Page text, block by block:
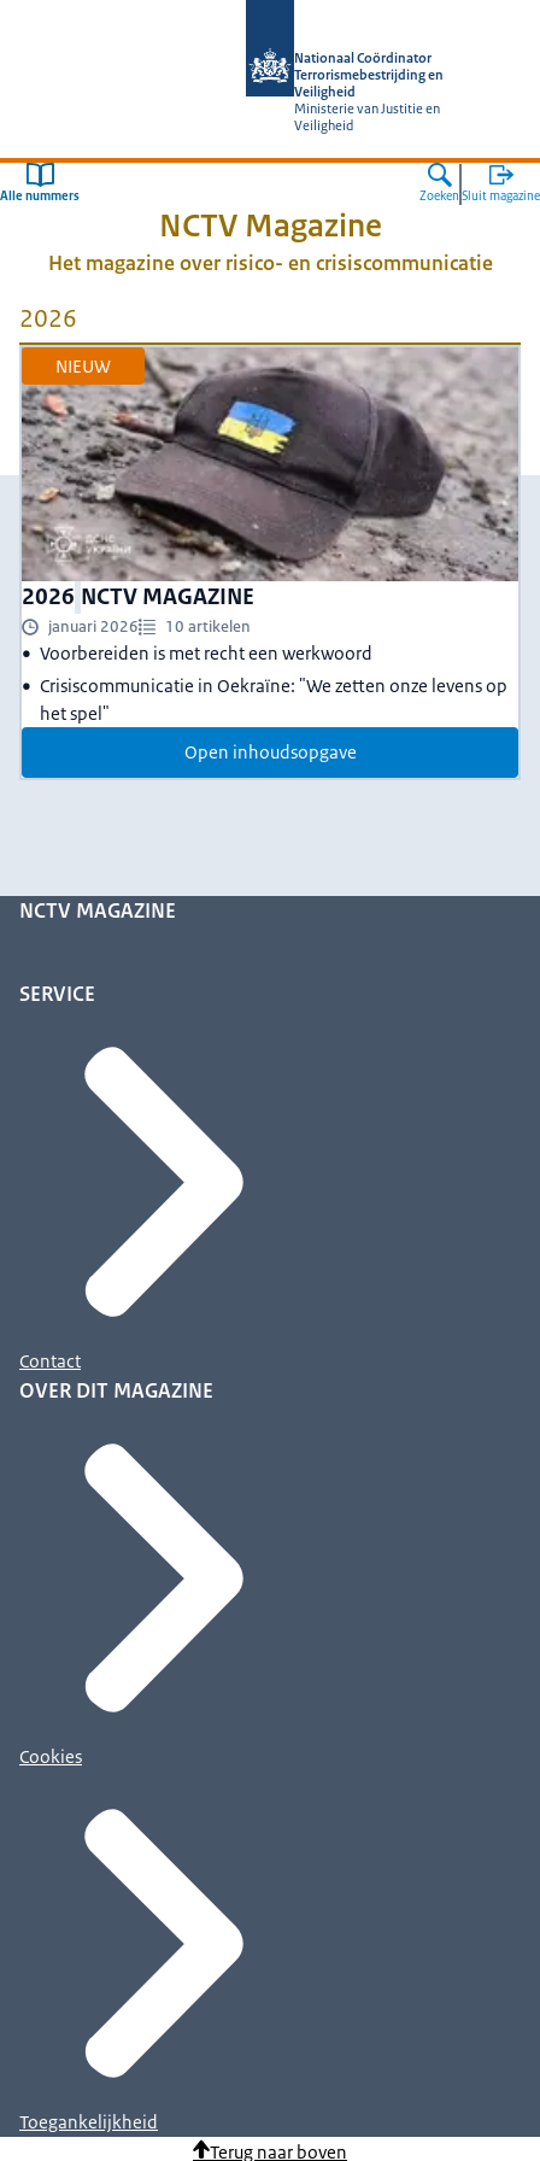
Nationaal Coördinator
Terrorismebestrijding en
Veiligheid
Ministerie van Justitie en
Veiligheid
Alle nummers Zoeken Sluit magazine
NCTV Magazine
Het magazine over risico- en crisiscommunicatie
2026
NIEUW
2026 NCTV MAGAZINE
januari 2026 10 artikelen
Voorbereiden is met recht een werkwoord
Crisiscommunicatie in Oekraïne: "We zetten onze levens op
het spel"
Open inhoudsopgave
NCTV MAGAZINE
SERVICE
Contact
OVER DIT MAGAZINE
Cookies
Toegankelijkheid
Terug naar boven